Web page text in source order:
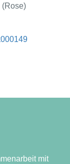
(Rose)
mit